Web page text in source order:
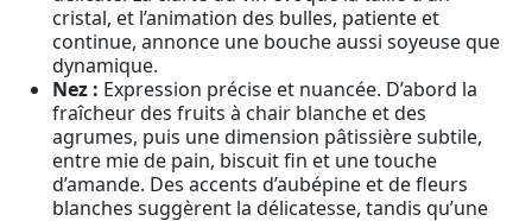
cristal, et l’animation des bulles, patiente et
continue, annonce une bouche aussi soyeuse que
dynamique.
Nez : Expression précise et nuancée. D’abord la
fraîcheur des fruits à chair blanche et des
agrumes, puis une dimension pâtissière subtile,
entre mie de pain, biscuit fin et une touche
d’amande. Des accents d’aubépine et de fleurs
blanches suggèrent la délicatesse, tandis qu’une